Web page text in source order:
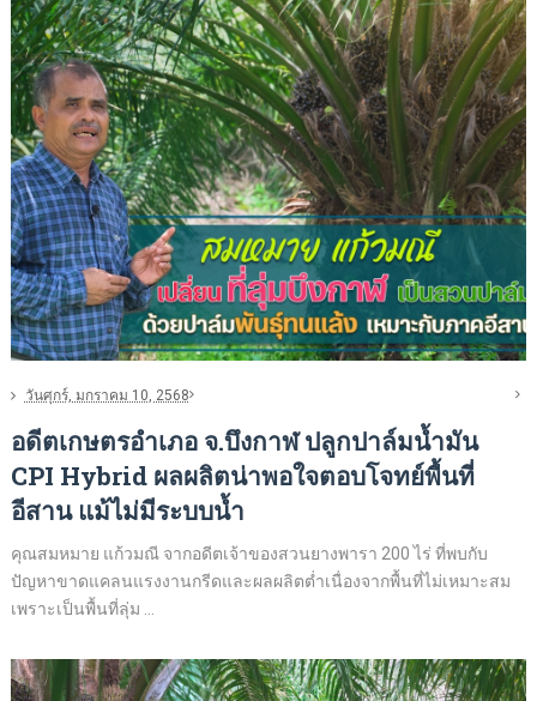
วันศุกร์, มกราคม 10, 2568
อดีตเกษตรอำเภอ จ.บึงกาฬ ปลูกปาล์มน้ำมัน
CPI Hybrid ผลผลิตน่าพอใจตอบโจทย์พื้นที่
อีสาน แม้ไม่มีระบบน้ำ
คุณสมหมาย แก้วมณี จากอดีตเจ้าของสวนยางพารา 200 ไร่ ที่พบกับ
ปัญหาขาดแคลนแรงงานกรีดและผลผลิตต่ำเนื่องจากพื้นที่ไม่เหมาะสม
เพราะเป็นพื้นที่ลุ่ม ...